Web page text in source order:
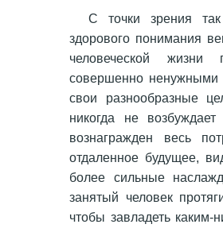
С точки зрения
здорового понимания
человеческой жизни
совершенно
свои разнообразные
никогда не
вознагражден весь
отдаленное будущее,
более сильные
занятый человек
чтобы завладеть